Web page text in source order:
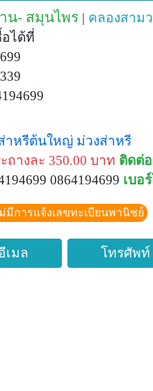
น- สมุนไพร | คลองสาม
ได้ที่
าหรีต้นใหญ่ ม่วงส่าหรี
ถางละ 350.00 บาท ติดต่อ
0864194699 เบอ
มีการแจ้งเลขทะเบียนพานิชย์
เมล โทรศัพท์